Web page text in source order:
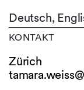
Deutsch,
KONTAKT
Zürich